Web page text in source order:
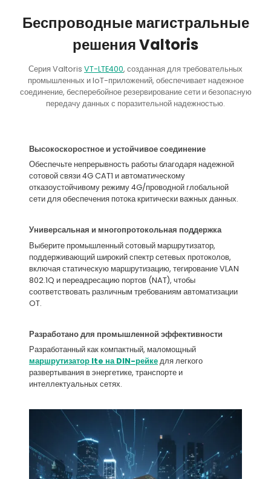
Беспроводные магистральные
решения Valtoris
Серия Valtoris VT-LTE400, созданная для требовательных
промышленных и IoT-приложений, обеспечивает надежное
соединение, бесперебойное резервирование сети и безопасную
передачу данных с поразительной надежностью.
Высокоскоростное и устойчивое соединение
Обеспечьте непрерывность работы благодаря надежной
сотовой связи 4G CAT1 и автоматическому
отказоустойчивому режиму 4G/проводной глобальной
сети для обеспечения потока критически важных данных.
Универсальная и многопротокольная поддержка
Выберите промышленный сотовый маршрутизатор,
поддерживающий широкий спектр сетевых протоколов,
включая статическую маршрутизацию, тегирование VLAN
802.1Q и переадресацию портов (NAT), чтобы
соответствовать различным требованиям автоматизации
OT.
Разработано для промышленной эффективности
Разработанный как компактный, маломощный
маршрутизатор lte на DIN-рейкедля легкого
развертывания в энергетике, транспорте и
интеллектуальных сетях.